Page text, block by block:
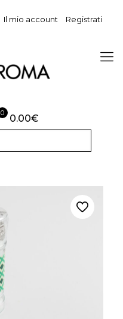
Il mio account Registrati
0 0.00€